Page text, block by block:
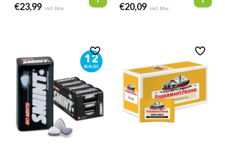
€23,99 incl. btw €20,09 incl. btw